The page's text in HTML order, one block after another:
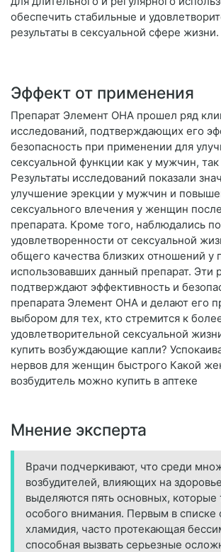
обеспечить стабильные и
результаты в сексуальной сфере жизни.
Эффект от применения
Препарат Элемент ОНА прошел ряд
исследований, подтверждающих его
безопасность при применении для
сексуальной функции как у мужчин,
Результаты исследований показали
улучшение эрекции у мужчин и
сексуального влечения у женщин
препарата. Кроме того, наблюдались
удовлетворенности от сексуальной
общего качества близких отношений у
использовавших данный препарат. Эти
подтверждают эффективность и
препарата Элемент ОНА и делают его
выбором для тех, кто стремится к
удовлетворительной сексуальной
купить возбуждающие капли?
нервов для женщин быстрого Какой
возбудитель можно купить в аптеке
Мнение эксперта
Врачи подчеркивают, что среди
возбудителей, влияющих на
выделяются пять основных, которые
особого внимания. Первым в списке
хламидия, часто протекающая
способная вызвать серьезные